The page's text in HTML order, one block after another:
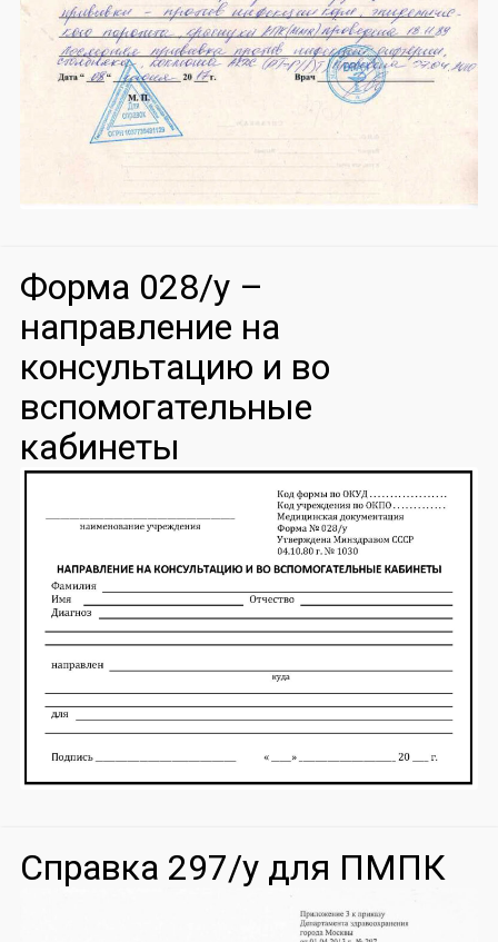
Форма 028/у –
направление на
консультацию и во
вспомогательные
кабинеты
Справка 297/у для ПМПК